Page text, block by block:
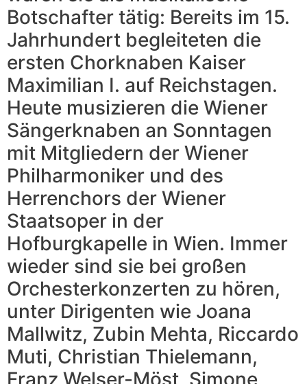
Botschafter tätig: Bereits im 15.
Jahrhundert begleiteten die
ersten Chorknaben Kaiser
Maximilian I. auf Reichstagen.
Heute musizieren die Wiener
Sängerknaben an Sonntagen
mit Mitgliedern der Wiener
Philharmoniker und des
Herrenchors der Wiener
Staatsoper in der
Hofburgkapelle in Wien. Immer
wieder sind sie bei großen
Orchesterkonzerten zu hören,
unter Dirigenten wie Joana
Mallwitz, Zubin Mehta, Riccardo
Muti, Christian Thielemann,
Franz Welser-Möst, Simone